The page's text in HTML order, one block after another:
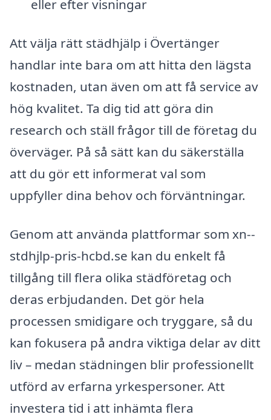
eller efter visningar
Att välja rätt städhjälp i Övertänger
handlar inte bara om att hitta den lägsta
kostnaden, utan även om att få service av
hög kvalitet. Ta dig tid att göra din
research och ställ frågor till de företag du
överväger. På så sätt kan du säkerställa
att du gör ett informerat val som
uppfyller dina behov och förväntningar.
Genom att använda plattformar som xn--
stdhjlp-pris-hcbd.se kan du enkelt få
tillgång till flera olika städföretag och
deras erbjudanden. Det gör hela
processen smidigare och tryggare, så du
kan fokusera på andra viktiga delar av ditt
liv – medan städningen blir professionellt
utförd av erfarna yrkespersoner. Att
investera tid i att inhämta flera